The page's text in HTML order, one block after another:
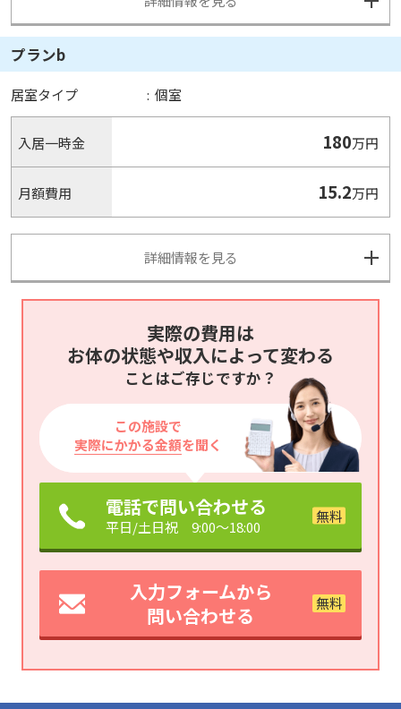
プランb
居室タイプ : 個室
入居一時金 180万円
月額費用 15.2万円
詳細情報を見る
実際の費用は
お体の状態や収入によって変わる
ことはご存じですか？
この施設で
実際にかかる金額を聞く
電話で問い合わせる
平日/土日祝 9:00～18:00
入力フォームから
問い合わせる